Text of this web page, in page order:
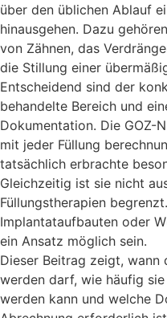
über den üblichen Ablauf
hinausgehen. Dazu
von Zähnen, das
die Stillung einer
Entscheidend sind der
behandelte Bereich und
Dokumentation. Die GOZ-
mit jeder Füllung
tatsächlich erbrachte
Gleichzeitig ist sie nicht
Füllungstherapien
Implantataufbauten oder
ein Ansatz möglich sein.
Dieser Beitrag zeigt, wann
werden darf, wie häufig
werden kann und welche